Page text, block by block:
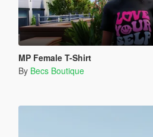
MP Female T-Shirt
By Becs Boutique